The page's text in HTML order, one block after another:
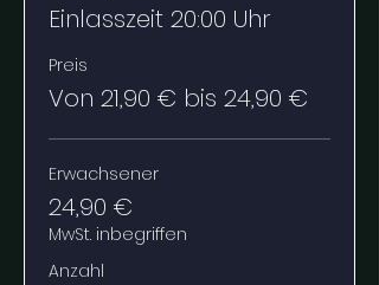
Einlasszeit 20:00 Uhr
Preis
Von 21,90 € bis 24,90 €
Erwachsener
24,90 €
MwSt. inbegriffen
Anzahl